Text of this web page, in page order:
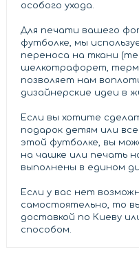
особого ухода.
Для печати вашего
футболке, мы
переноса на ткани
шелкотрафорет,
позволяет нам
дизайнерские идеи в
Если вы хотите
подарок детям или
этой футболке, вы
на чашке или печать
выполнены в едином
Если у вас нет
самостоятельно, то
доставкой по Киеву
способом.